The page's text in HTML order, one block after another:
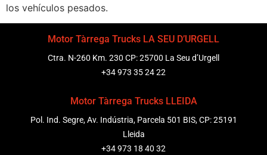
los vehículos pesados.
Motor Tàrrega Trucks LA SEU D’URGELL
Ctra. N-260 Km. 230 CP: 25700 La Seu d’Urgell
+34 973 35 24 22
Motor Tàrrega Trucks LLEIDA
Pol. Ind. Segre, Av. Indústria, Parcela 501 BIS, CP: 25191
Lleida
+34 973 18 40 32